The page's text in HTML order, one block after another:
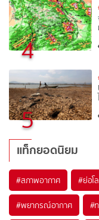
4
5
แท็กยอดนิยม
#สภาพอากาศ #ย่อโ
#พยากรณ์อากาศ #